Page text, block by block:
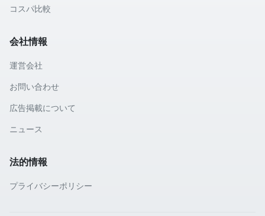
コスパ比較
会社情報
運営会社
お問い合わせ
広告掲載について
ニュース
法的情報
プライバシーポリシー